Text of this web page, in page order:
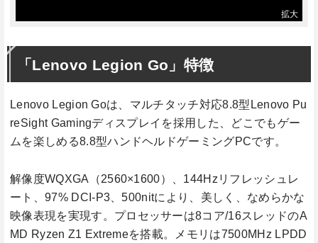
「Lenovo Legion Go」特徴
Lenovo Legion Goは、マルチタッチ対応8.8型Lenovo Pu
reSight Gamingディスプレイを採用した、どこでもゲー
ムを楽しめる8.8型ハンドヘルドゲーミングPCです。
解像度WQXGA（2560×1600）、144Hzリフレッシュレ
ート、97% DCI-P3、500nitにより、美しく、なめらかな
映像表現を実現す。プロセッサーは8コア/16スレッドのA
MD Ryzen Z1 Extremeを搭載。メモリは7500MHz LPDD